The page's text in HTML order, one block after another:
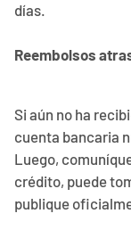
días.
Reembolsos
Si aún no ha
cuenta bancaria
Luego,
crédito, puede
publique